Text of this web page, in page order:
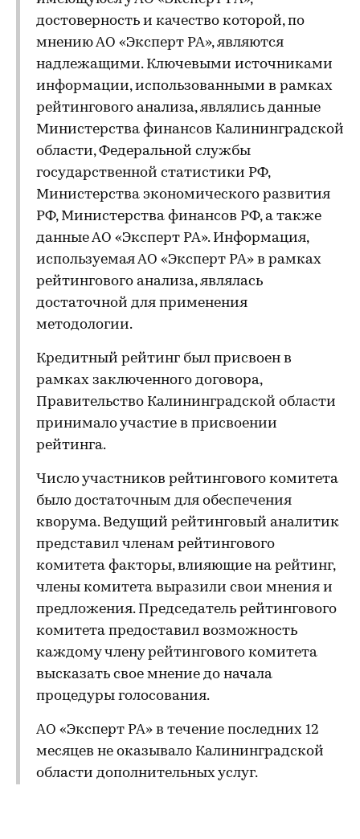
достоверность и качество которой, по
мнению АО «Эксперт РА», являются
надлежащими. Ключевыми источниками
информации, использованными в рамках
рейтингового анализа, являлись данные
Министерства финансов Калининградской
области, Федеральной службы
государственной статистики РФ,
Министерства экономического развития
РФ, Министерства финансов РФ, а также
данные АО «Эксперт РА». Информация,
используемая АО «Эксперт РА» в рамках
рейтингового анализа, являлась
достаточной для применения
методологии.
Кредитный рейтинг был присвоен в
рамках заключенного договора,
Правительство Калининградской области
принимало участие в присвоении
рейтинга.
Число участников рейтингового комитета
было достаточным для обеспечения
кворума. Ведущий рейтинговый аналитик
представил членам рейтингового
комитета факторы, влияющие на рейтинг,
члены комитета выразили свои мнения и
предложения. Председатель рейтингового
комитета предоставил возможность
каждому члену рейтингового комитета
высказать свое мнение до начала
процедуры голосования.
АО «Эксперт РА» в течение последних 12
месяцев не оказывало Калининградской
области дополнительных услуг.